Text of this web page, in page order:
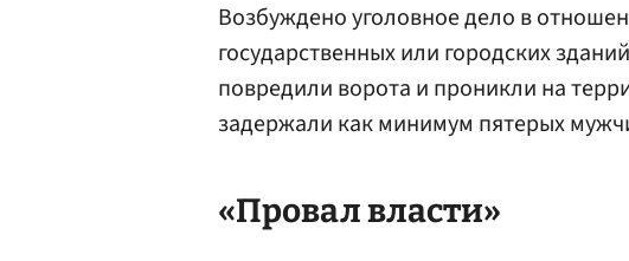
Возбуждено уголовное дело в
государственных или городских
повредили ворота и проникли на
задержали как минимум пятерых
«Провал власти»